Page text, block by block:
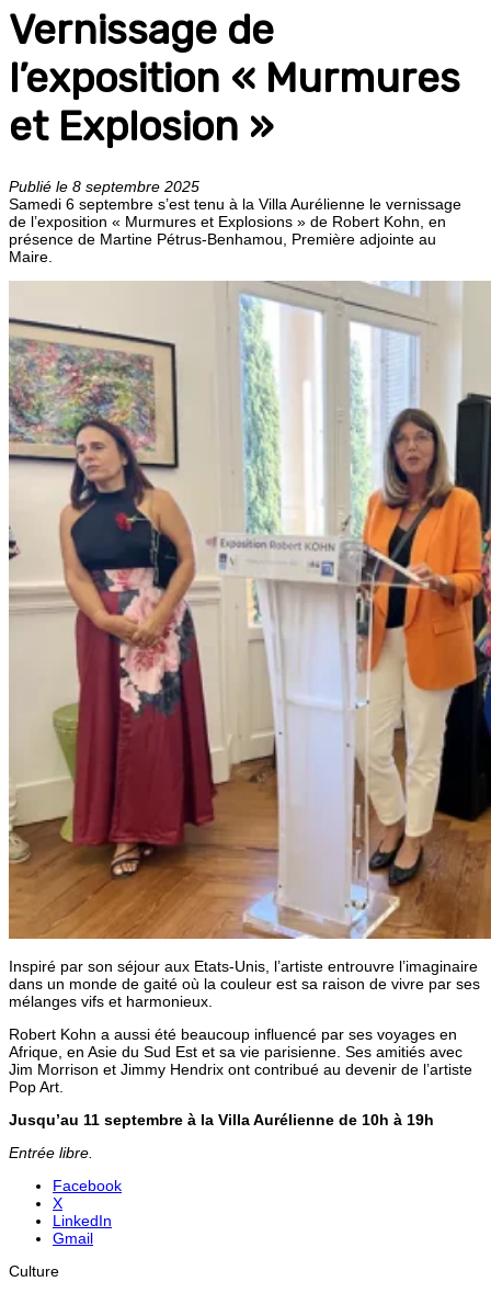
Vernissage de
l’exposition « Murmures
et Explosion »
Publié le 8 septembre 2025
Samedi 6 septembre s’est tenu à la Villa Aurélienne le vernissage
de l’exposition « Murmures et Explosions » de Robert Kohn, en
présence de Martine Pétrus-Benhamou, Première adjointe au
Maire.
Inspiré par son séjour aux Etats-Unis, l’artiste entrouvre l’imaginaire
dans un monde de gaité où la couleur est sa raison de vivre par ses
mélanges vifs et harmonieux.
Robert Kohn a aussi été beaucoup influencé par ses voyages en
Afrique, en Asie du Sud Est et sa vie parisienne. Ses amitiés avec
Jim Morrison et Jimmy Hendrix ont contribué au devenir de l’artiste
Pop Art.
Jusqu’au 11 septembre à la Villa Aurélienne de 10h à 19h
Entrée libre.
Facebook
X
LinkedIn
Gmail
Culture